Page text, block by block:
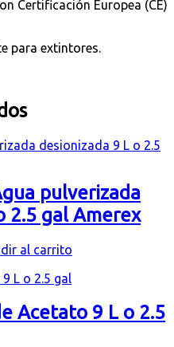
Certificación Europea (CE)
para extintores.
pulverizada
2.5 gal Amerex
al carrito
Acetato 9 L o 2.5